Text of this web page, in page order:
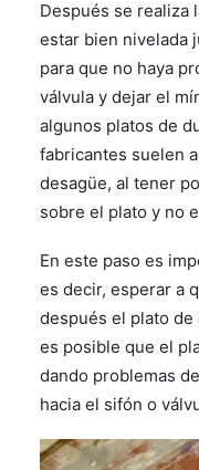
Después se realiza
estar bien nivelada
para que no haya
válvula y dejar el
algunos platos de
fabricantes suelen
desagüe, al tener
sobre el plato y no
En este paso es
es decir, esperar a
después el plato de
es posible que el
dando problemas
hacia el sifón o